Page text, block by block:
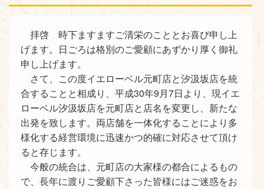
拝啓 時下ますますご清栄のこととお喜び申し上
げます。日ごろは格別のご愛顧にあずかり厚く御礼
申し上げます。
さて、この度イエローベル元町店と汐汲坂店を統
合することと相成り、平成30年9月7日より、現イエ
ローベル汐汲坂店を元町店と店名を変更し、新たな
出発を致します。両店舗を一体化することにより多
様化する経営環境に迅速かつ的確に対応させて頂け
ると存じます。
今般の統合は、元町店の大家様の都合によるもの
で、長年に渡りご愛顧下さった皆様にはご迷惑をお